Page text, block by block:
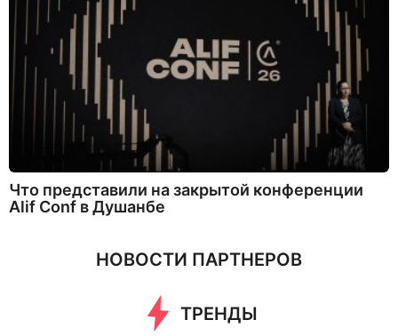
Что представили на закрытой конференции
Alif Conf в Душанбе
НОВОСТИ ПАРТНЕРОВ
ТРЕНДЫ